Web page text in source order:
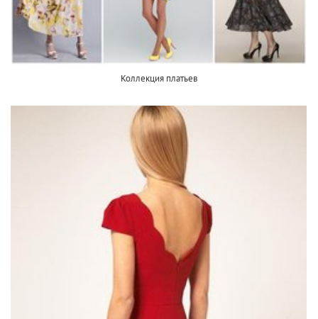
Коллекция платьев